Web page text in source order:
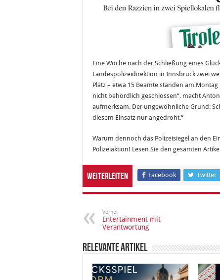
Eine Woche nach der Schließung eines
Landespolizeidirektion in Innsbruck zwei
Platz – etwa 15 Beamte standen am
nicht behördlich geschlossen“, macht
aufmerksam. Der ungewöhnliche Grund:
diesem Einsatz nur angedroht.“
Warum dennoch das Polizeisiegel an den
Polizeiaktion! Lesen Sie den gesamten Artikel
Weiterleiten Facebook Twitter
Vorher
Entertainment mit
Verantwortung
Relevante Artikel